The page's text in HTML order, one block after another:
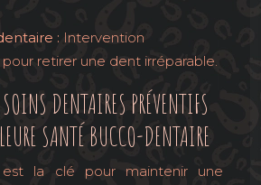
: Intervention
retirer une dent irréparable.
DENTAIRES PRÉVENTIFS
SANTÉ BUCCO-DENTAIRE
est la clé pour maintenir une